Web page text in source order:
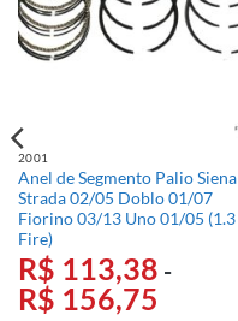
2001
Anel de Segmento Palio Siena
Strada 02/05 Doblo 01/07
Fiorino 03/13 Uno 01/05 (1.3
Fire)
R$ 113,38 -
R$ 156,75